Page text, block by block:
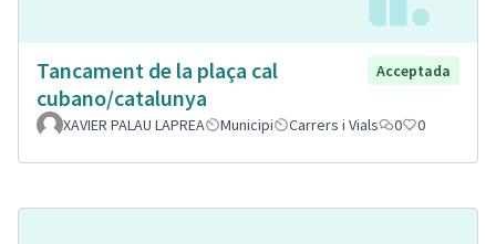
Tancament de la plaça cal
cubano/catalunya
Acceptada
XAVIER PALAU LAPREA Municipi Carrers i Vials 0 0